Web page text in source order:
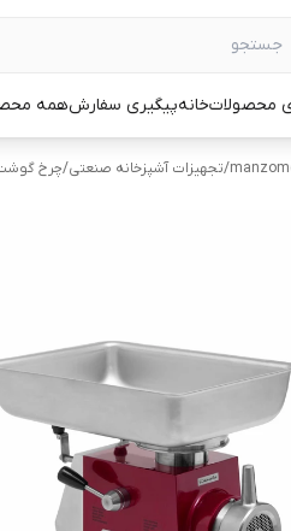
محصولاتخانهپیگیری سفارشهمه
/تجهیزات آشپزخانه صنعتی/چرخ